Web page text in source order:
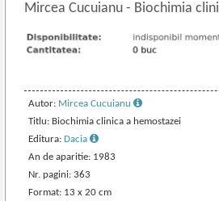
Mircea Cucuianu- Biochimia
Autor: Mircea Cucuianu
Titlu: Biochimia clinica a hemostazei
Editura:Dacia
An de aparitie: 1983
Nr. pagini: 363
Format: 13 x 20 cm